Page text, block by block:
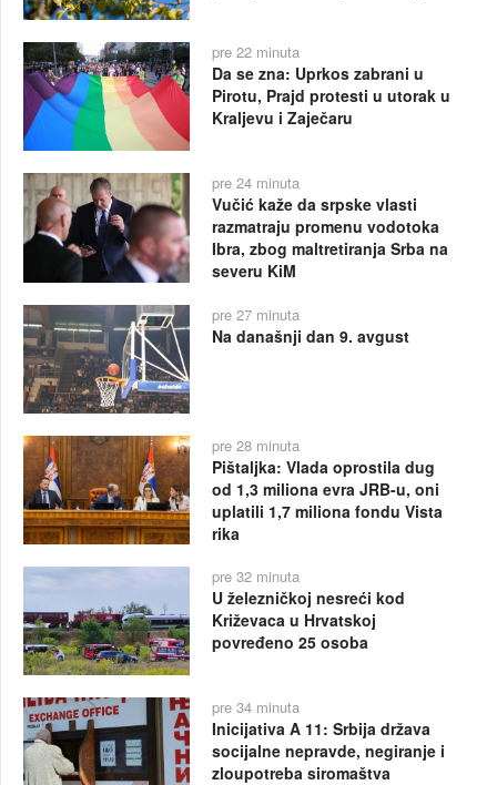
pre 22 minuta
Da se zna: Uprkos zabrani u
Pirotu, Prajd protesti u utorak u
Kraljevu i Zaječaru
pre 24 minuta
Vučić kaže da srpske vlasti
razmatraju promenu vodotoka
Ibra, zbog maltretiranja Srba na
severu KiM
pre 27 minuta
Na današnji dan 9. avgust
pre 28 minuta
Pištaljka: Vlada oprostila dug
od 1,3 miliona evra JRB-u, oni
uplatili 1,7 miliona fondu Vista
rika
pre 32 minuta
U železničkoj nesreći kod
Križevaca u Hrvatskoj
povređeno 25 osoba
pre 34 minuta
Inicijativa A 11: Srbija država
socijalne nepravde, negiranje i
zloupotreba siromaštva